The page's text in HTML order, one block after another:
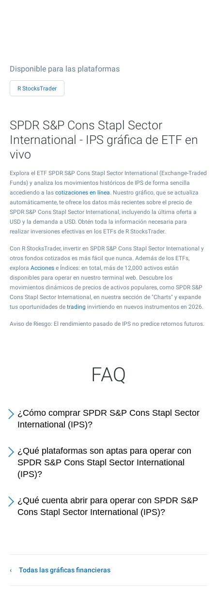
Disponible para las plataformas
R StocksTrader
SPDR S&P Cons Stapl Sector
International - IPS gráfica de ETF en
vivo
Explora el ETF SPDR S&P Cons Stapl Sector International (Exchange-Traded
Funds) y analiza los movimientos históricos de IPS de forma sencilla
accediendo a las cotizaciones en línea. Nuestro gráfico, que se actualiza
automáticamente, te ofrece los datos más recientes sobre el precio de
SPDR S&P Cons Stapl Sector International, incluyendo la última oferta a
USD y la demanda a USD. Obtén toda la información necesaria para
realizar inversiones efectivas en los ETFs de R StocksTrader.
Con R StocksTrader, invertir en SPDR S&P Cons Stapl Sector International y
otros fondos cotizados es más fácil que nunca. Además de los ETFs,
explora Acciones e Índices: en total, más de 12,000 activos están
disponibles para operar en nuestro terminal web. Descubre los
movimientos dinámicos de precios de activos populares, como SPDR S&P
Cons Stapl Sector International, en nuestra sección de "Charts" y expande
tus oportunidades de trading invirtiendo en nuevos instrumentos en 2026.
Aviso de Riesgo: El rendimiento pasado de IPS no predice retornos futuros.
FAQ
¿Cómo comprar SPDR S&P Cons Stapl Sector
International (IPS)?
¿Qué plataformas son aptas para operar con
SPDR S&P Cons Stapl Sector International
(IPS)?
¿Qué cuenta abrir para operar con SPDR S&P
Cons Stapl Sector International (IPS)?
Todas las gráficas financieras